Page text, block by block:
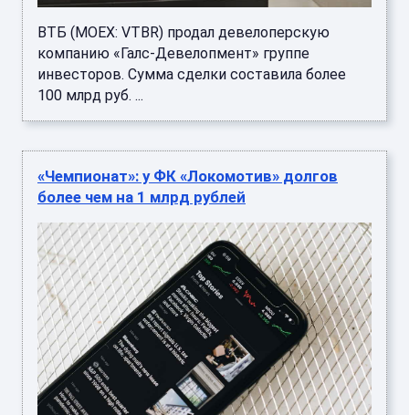
ВТБ (MOEX: VTBR) продал девелоперскую
компанию «Галс-Девелопмент» группе
инвесторов. Сумма сделки составила более
100 млрд руб. ...
«Чемпионат»: у ФК «Локомотив» долгов
более чем на 1 млрд рублей